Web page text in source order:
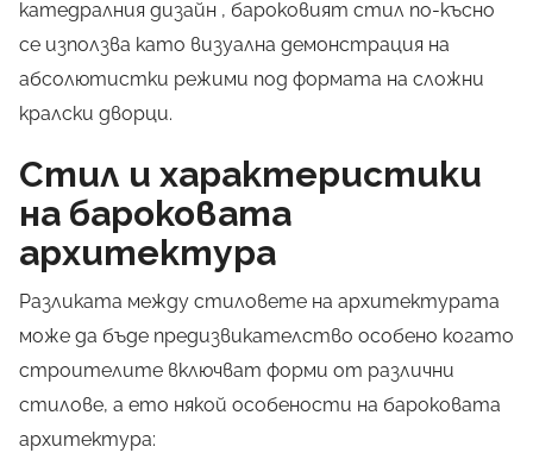
катедралния дизайн , бароковият стил по-късно
се използва като визуална демонстрация на
абсолютистки режими под формата на сложни
кралски дворци.
Стил и характеристики
на бароковата
архитектура
Разликата между стиловете на архитектурата
може да бъде предизвикателство особено когато
строителите включват форми от различни
стилове, а ето някой особености на бароковата
архитектура: